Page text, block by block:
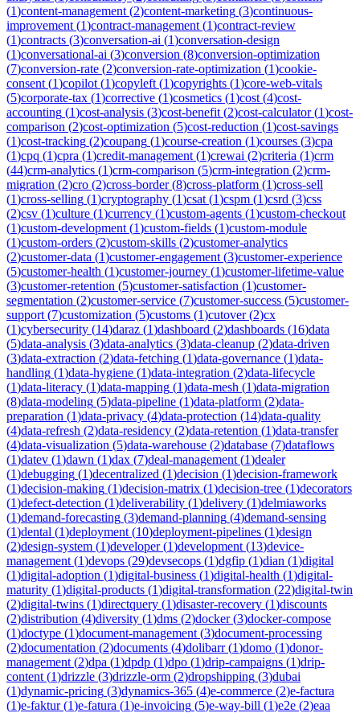
(1)content-management (2)content-marketing (3)continuous-
improvement (1)contract-management (1)contract-review
(1)contracts (3)conversation-ai (1)conversation-design
(1)conversational-ai (3)conversion (8)conversion-optimization
(7)conversion-rate (2)conversion-rate-optimization (1)cookie-
consent (1)copilot (1)copyleft (1)copyrights (1)core-web-vitals
(5)corporate-tax (1)corrective (1)cosmetics (1)cost (4)cost-
accounting (1)cost-analysis (3)cost-benefit (2)cost-calculator(1)cost-
comparison (2)cost-optimization (5)cost-reduction (1)cost-savings
(1)cost-tracking (2)coupang (1)course-creation (1)courses (3)cpa
(1)cpq (1)cpra (1)credit-management (1)crewai (2)criteria (1)crm
(44)crm-analytics (1)crm-comparison (5)crm-integration (2)crm-
migration (2)cro (2)cross-border(8)cross-platform (1)cross-sell
(1)cross-selling (1)cryptography (1)csat (1)cspm (1)csrd (3)css
(2)csv (1)culture (1)currency (1)custom-agents (1)custom-checkout
(1)custom-development (1)custom-fields (1)custom-module
(1)custom-orders (2)custom-skills (2)customer-analytics
(2)customer-data (1)customer-engagement (3)customer-experience
(5)customer-health (1)customer-journey (1)customer-lifetime-value
(3)customer-retention (5)customer-satisfaction (1)customer-
segmentation (2)customer-service (7)customer-success (5)customer-
support (7)customization (5)customs (1)cutover(2)cx
(1)cybersecurity (14)daraz (1)dashboard (2)dashboards (16)data
(5)data-analysis (3)data-analytics (3)data-cleanup (2)data-driven
(3)data-extraction (2)data-fetching (1)data-governance (1)data-
handling (1)data-hygiene (1)data-integration (2)data-lifecycle
(1)data-literacy (1)data-mapping (1)data-mesh (1)data-migration
(8)data-modeling (5)data-pipeline (1)data-platform (2)data-
preparation (1)data-privacy (4)data-protection (14)data-quality
(4)data-refresh (2)data-residency (2)data-retention (1)data-transfer
(4)data-visualization (5)data-warehouse (2)database (7)dataflows
(1)datev (1)dawn (1)dax (7)deal-management (1)dealer
(1)debugging (1)decentralized (1)decision (1)decision-framework
(1)decision-making (1)decision-matrix (1)decision-tree (1)decorators
(1)defect-detection (1)deliverability (1)delivery (1)delmiaworks
(1)demand-forecasting (3)demand-planning (4)demand-sensing
(1)dental (1)deployment (10)deployment-pipelines (1)design
(2)design-system (1)developer(1)development (13)device-
management (1)devops (29)devsecops (1)dgfip (1)dian (1)digital
(1)digital-adoption (1)digital-business (1)digital-health (1)digital-
maturity (1)digital-products (1)digital-transformation (22)digital-twin
(2)digital-twins (1)directquery (1)disaster-recovery (1)discounts
(2)distribution (4)diversity (1)dms (2)docker(3)docker-compose
(1)doctype (1)document-management (3)document-processing
(2)documentation (2)documents (4)dolibarr(1)domo (1)donor-
management (2)dpa (1)dpdp (1)dpo (1)drip-campaigns (1)drip-
content (1)drizzle (3)drizzle-orm (2)dropshipping (3)dubai
(1)dynamic-pricing (3)dynamics-365 (4)e-commerce (2)e-factura
(1)e-faktur(1)e-fatura (1)e-invoicing (5)e-way-bill (1)e2e (2)eaa